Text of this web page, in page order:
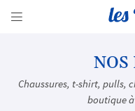

NOS
Chaussures, t-shirt, pulls,
boutique à